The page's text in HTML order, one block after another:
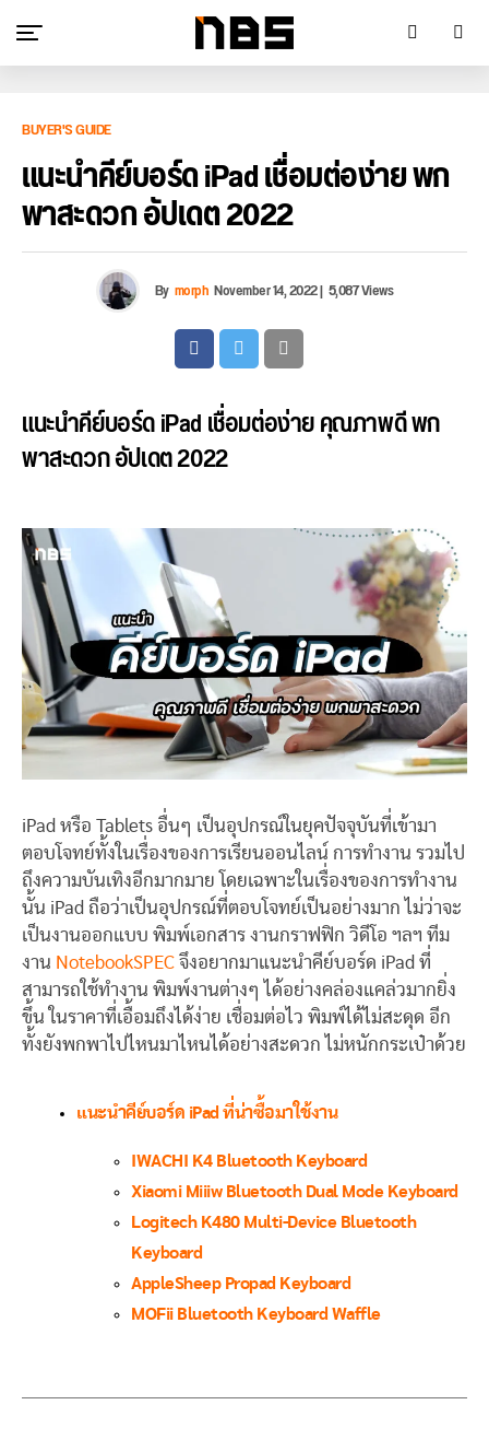
BUYER'S GUIDE
แนะนำคีย์บอร์ด iPad เชื่อมต่อง่าย พก
พาสะดวก อัปเดต 2022
By morph November 14, 2022| 5,087 Views
แนะนำคีย์บอร์ด iPad เชื่อมต่อง่าย คุณภาพดี พก
พาสะดวก อัปเดต 2022
iPad หรือ Tablets อื่นๆ เป็นอุปกรณ์ในยุคปัจจุบันที่เข้ามา
ตอบโจทย์ทั้งในเรื่องของการเรียนออนไลน์ การทำงาน รวมไป
ถึงความบันเทิงอีกมากมาย โดยเฉพาะในเรื่องของการทำงาน
นั้น iPad ถือว่าเป็นอุปกรณ์ที่ตอบโจทย์เป็นอย่างมาก ไม่ว่าจะ
เป็นงานออกแบบ พิมพ์เอกสาร งานกราฟฟิก วิดีโอ ฯลฯ ทีม
งาน NotebookSPEC จึงอยากมาแนะนำคีย์บอร์ด iPad ที่
สามารถใช้ทำงาน พิมพ์งานต่างๆ ได้อย่างคล่องแคล่วมากยิ่ง
ขึ้น ในราคาที่เอื้อมถึงได้ง่าย เชื่อมต่อไว พิมพ์ได้ไม่สะดุด อีก
ทั้งยังพกพาไปไหนมาไหนได้อย่างสะดวก ไม่หนักกระเป๋าด้วย
แนะนำคีย์บอร์ด iPad ที่น่าซื้อมาใช้งาน
IWACHI K4 Bluetooth Keyboard
Xiaomi Miiiw Bluetooth Dual Mode Keyboard
Logitech K480 Multi-Device Bluetooth
Keyboard
AppleSheep Propad Keyboard
MOFii Bluetooth Keyboard Waffle